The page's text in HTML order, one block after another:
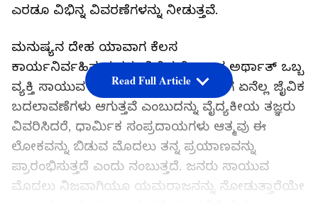
ಎರಡೂ ವಿಭಿನ್ನ ವಿವರಣೆಗಳನ್ನು ನೀಡುತ್ತವೆ.
ಮನುಷ್ಯನ ದೇಹ ಯಾವಾಗ ಕೆಲಸ
ಕಾರ್ಯನಿರ್ವಹಿಸುವುದನ್ನು ನಿಲ್ಲಿಸುತ್ತೋ ಆಗ ಅರ್ಥಾತ್ ಒಬ್ಬ
ವ್ಯಕ್ತಿ ಸಾಯುವ ಕೊನೆ ಕ್ಷಣಗಳಲ್ಲಿ ದೇಹದೊಳಗೆ ಏನೆಲ್ಲ ಜೈವಿಕ
ಬದಲಾವಣೆಗಳು ಆಗುತ್ತವೆ ಎಂಬುದನ್ನು ವೈದ್ಯಕೀಯ ತಜ್ಞರು
ವಿವರಿಸಿದರೆ, ಧಾರ್ಮಿಕ ಸಂಪ್ರದಾಯಗಳು ಆತ್ಮವು ಈ
ಲೋಕವನ್ನು ಬಿಡುವ ಮೊದಲು ತನ್ನ ಪ್ರಯಾಣವನ್ನು
ಪ್ರಾರಂಭಿಸುತ್ತದೆ ಎಂದು ನಂಬುತ್ತದೆ. ಜನರು ಸಾಯುವ
ಮೊದಲು ನಿಜವಾಗಿಯೂ ಯಮರಾಜನನ್ನು ನೋಡುತ್ತಾರೆಯೇ
Read Full Article